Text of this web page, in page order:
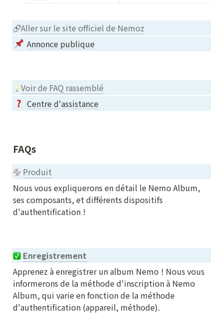
Aller sur le site officiel de Nemoz
Annonce publique
Voir de FAQ rassemblé
Centre d'assistance
FAQs
Produit
Nous vous expliquerons en détail le Nemo Album,
ses composants, et différents dispositifs
d'authentification !
Enregistrement
Apprenez à enregistrer un album Nemo ! Nous vous
informerons de la méthode d'inscription à Nemo
Album, qui varie en fonction de la méthode
d'authentification (appareil, méthode).